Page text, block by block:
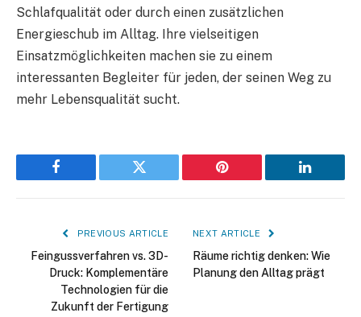
Schlafqualität oder durch einen zusätzlichen
Energieschub im Alltag. Ihre vielseitigen
Einsatzmöglichkeiten machen sie zu einem
interessanten Begleiter für jeden, der seinen Weg zu
mehr Lebensqualität sucht.
Facebook Twitter Pinterest LinkedIn
PREVIOUS ARTICLE
Feingussverfahren vs. 3D-
Druck: Komplementäre
Technologien für die
Zukunft der Fertigung
NEXT ARTICLE
Räume richtig denken: Wie
Planung den Alltag prägt